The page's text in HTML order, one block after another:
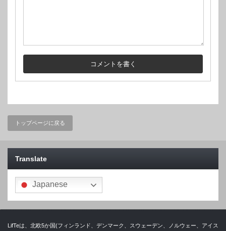
トップページに戻る
Translate
Japanese
LifTeは、北欧5か国(フィンランド、デンマーク、スウェーデン、ノルウェー、アイス